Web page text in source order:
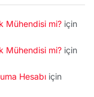
Mühendisi mi? için
Mühendisi mi? için
Hesabı için